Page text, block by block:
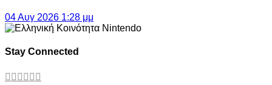
04 Αυγ 2026 1:28 μμ
Stay Connected